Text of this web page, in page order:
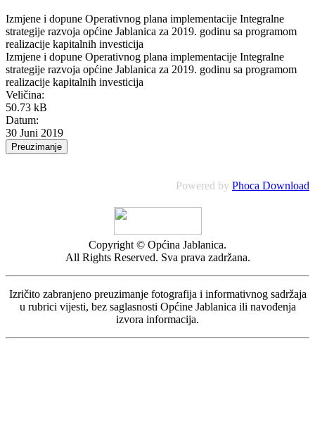
Izmjene i dopune Operativnog plana implementacije Integralne
strategije razvoja općine Jablanica za 2019. godinu sa programom
realizacije kapitalnih investicija
Izmjene i dopune Operativnog plana implementacije Integralne
strategije razvoja općine Jablanica za 2019. godinu sa programom
realizacije kapitalnih investicija
Veličina:
50.73 kB
Datum:
30 Juni 2019
Powered by Phoca Download
Copyright © Općina Jablanica.
All Rights Reserved. Sva prava zadržana.
Izričito zabranjeno preuzimanje fotografija i informativnog sadržaja
u rubrici vijesti, bez saglasnosti Općine Jablanica ili navođenja
izvora informacija.